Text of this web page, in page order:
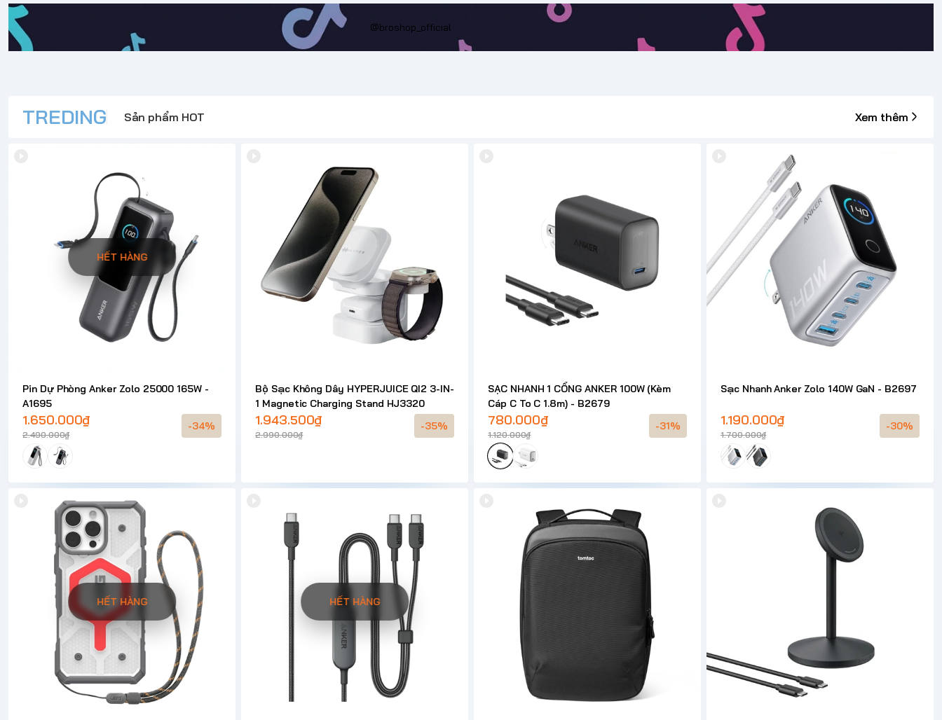
@broshop_official
TREDING Sản phẩm HOT Xem thêm
HẾT HÀNG
Pin Dự Phòng Anker Zolo 25000 165W -
A1695
1.650.000₫
2.490.000₫
-34%
Bộ Sạc Không Dây HYPERJUICE QI2 3-IN-
1 Magnetic Charging Stand HJ3320
1.943.500₫
2.990.000₫
-35%
SẠC NHANH 1 CỔNG ANKER 100W (Kèm
Cáp C To C 1.8m) - B2679
780.000₫
1.120.000₫
-31%
Sạc Nhanh Anker Zolo 140W GaN - B2697
1.190.000₫
1.700.000₫
-30%
HẾT HÀNG HẾT HÀNG